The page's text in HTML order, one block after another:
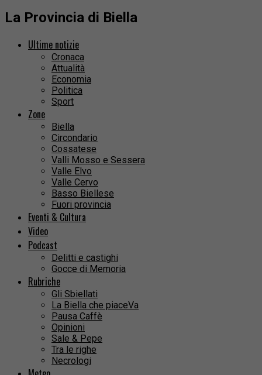
La Provincia di Biella
Ultime notizie
Cronaca
Attualità
Economia
Politica
Sport
Zone
Biella
Circondario
Cossatese
Valli Mosso e Sessera
Valle Elvo
Valle Cervo
Basso Biellese
Fuori provincia
Eventi & Cultura
Video
Podcast
Delitti e castighi
Gocce di Memoria
Rubriche
Gli Sbiellati
La Biella che piaceVa
Pausa Caffè
Opinioni
Sale & Pepe
Tra le righe
Necrologi